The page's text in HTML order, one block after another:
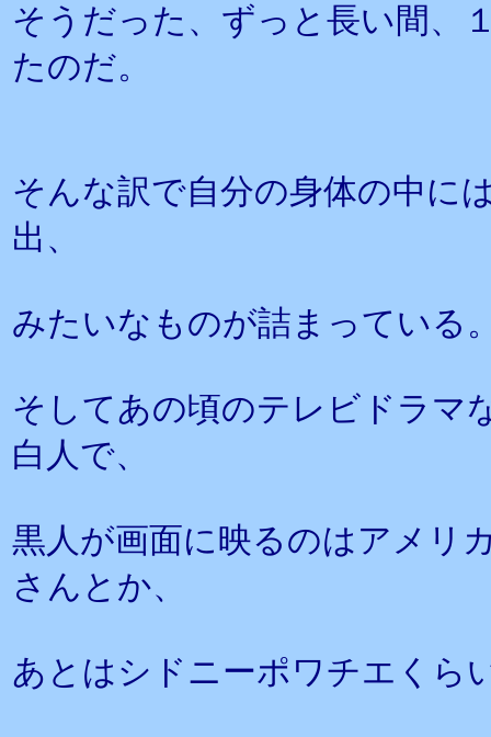
そうだった、ずっと長い間、
たのだ。
そんな訳で自分の身体の中に
出、
みたいなものが詰まっている
そしてあの頃のテレビドラマ
白人で、
黒人が画面に映るのはアメリ
さんとか、
あとはシドニーポワチエくら